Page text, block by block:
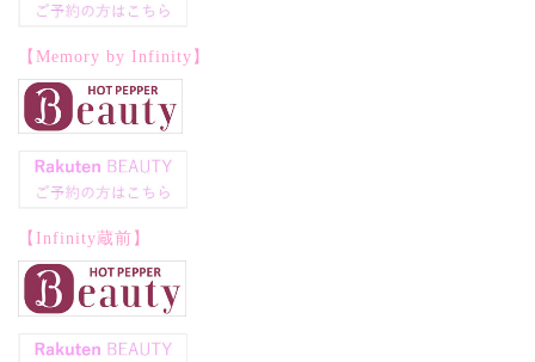
【Memory by Infinity】
【Infinity蔵前】